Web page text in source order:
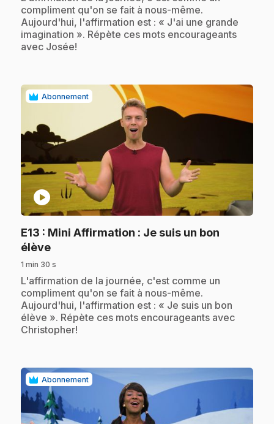
compliment qu'on se fait à nous-même.
Aujourd'hui, l'affirmation est : « J'ai une grande
imagination ». Répète ces mots encourageants
avec Josée!
Abonnement
play_circle
E13 : Mini Affirmation : Je suis un bon
élève.
1 min 30 s
.L'affirmation de la journée, c'est comme un
compliment qu'on se fait à nous-même.
Aujourd'hui, l'affirmation est : « Je suis un bon
élève ». Répète ces mots encourageants avec
Christopher!
Abonnement